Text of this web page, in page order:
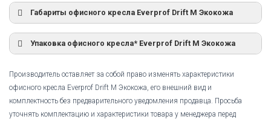
Габариты офисного кресла Everprof Drift M Экокожа
Упаковка офисного кресла* Everprof Drift M Экокожа
Производитель оставляет за собой право изменять характеристики
офисного кресла Everprof Drift M Экокожа, его внешний вид и
комплектность без предварительного уведомления продавца. Просьба
уточнять комплектацию и характеристики товара у менеджера перед